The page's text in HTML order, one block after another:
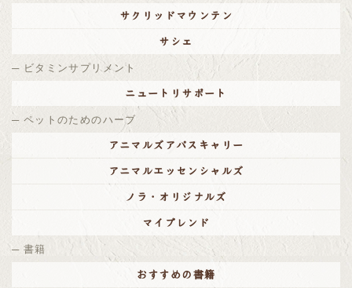
サクリッドマウンテン
サシェ
ビタミンサプリメント
ニュートリサポート
ペットのためのハーブ
アニマルズアパスキャリー
アニマルエッセンシャルズ
ノラ・オリジナルズ
マイブレンド
書籍
おすすめの書籍